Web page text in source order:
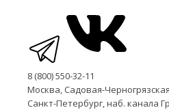
8 (800) 550-32-11
Москва, Садовая-
Санкт-Петербург, наб. канала